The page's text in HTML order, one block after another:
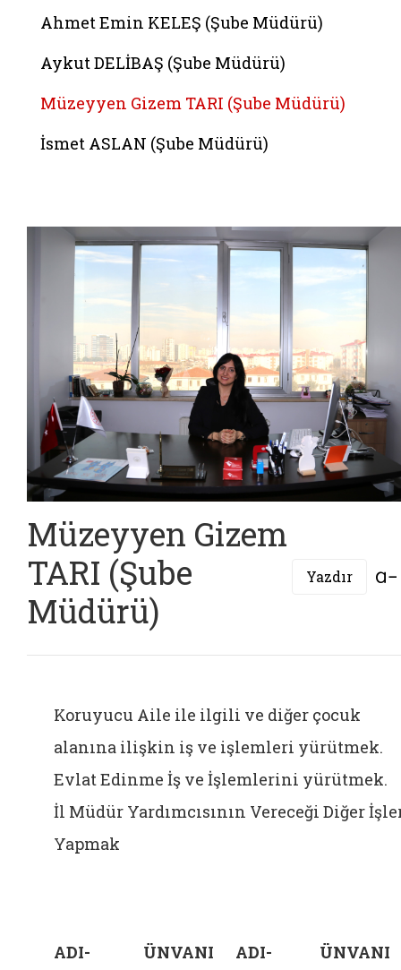
Ahmet Emin KELEŞ (Şube Müdürü)
Aykut DELİBAŞ (Şube Müdürü)
Müzeyyen Gizem TARI (Şube Müdürü)
İsmet ASLAN (Şube Müdürü)
Müzeyyen Gizem
TARI (Şube
Müdürü)
Yazdır
Koruyucu Aile ile ilgili ve diğer çocuk
alanına ilişkin iş ve işlemleri yürütmek.
Evlat Edinme İş ve İşlemlerini yürütmek.
İl Müdür Yardımcısının Vereceği Diğer
Yapmak
ADI-
ÜNVANI
ADI-
ÜNVANI